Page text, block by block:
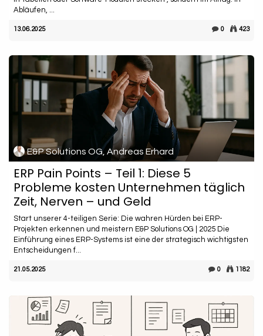
Abläufen, ...
13.06.2025 0 423
E&P Solutions OG, Andreas Erhard
ERP Pain Points – Teil 1: Diese 5
Probleme kosten Unternehmen täglich
Zeit, Nerven – und Geld
Start unserer 4-teiligen Serie: Die wahren Hürden bei ERP-
Projekten erkennen und meistern E&P Solutions OG | 2025 Die
Einführung eines ERP-Systems ist eine der strategisch wichtigsten
Entscheidungen f...
21.05.2025 0 1182